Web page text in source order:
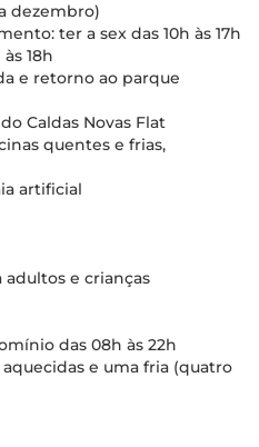
dezembro)
ter a sex das 10h às 17h
18h
e retorno ao parque
Caldas Novas Flat
quentes e frias,
artificial
adultos e crianças
das 08h às 22h
e uma fria (quatro